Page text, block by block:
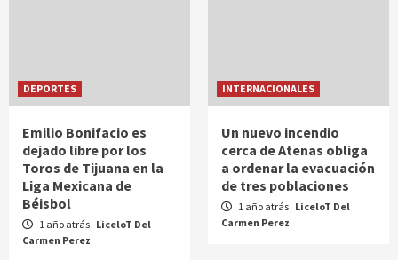
DEPORTES
Emilio Bonifacio es
dejado libre por los
Toros de Tijuana en la
Liga Mexicana de
Béisbol
1 año atrás LiceloT Del
Carmen Perez
INTERNACIONALES
Un nuevo incendio
cerca de Atenas obliga
a ordenar la evacuación
de tres poblaciones
1 año atrás LiceloT Del
Carmen Perez